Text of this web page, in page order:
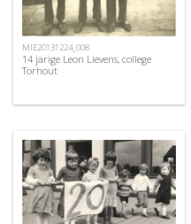
MIE20131224_008
14 jarige Leon Lievens, college
Torhout